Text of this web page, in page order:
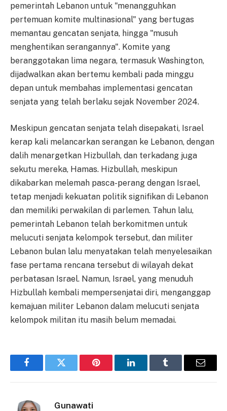
pemerintah Lebanon untuk "menangguhkan
pertemuan komite multinasional" yang bertugas
memantau gencatan senjata, hingga "musuh
menghentikan serangannya". Komite yang
beranggotakan lima negara, termasuk Washington,
dijadwalkan akan bertemu kembali pada minggu
depan untuk membahas implementasi gencatan
senjata yang telah berlaku sejak November 2024.
Meskipun gencatan senjata telah disepakati, Israel
kerap kali melancarkan serangan ke Lebanon, dengan
dalih menargetkan Hizbullah, dan terkadang juga
sekutu mereka, Hamas. Hizbullah, meskipun
dikabarkan melemah pasca-perang dengan Israel,
tetap menjadi kekuatan politik signifikan di Lebanon
dan memiliki perwakilan di parlemen. Tahun lalu,
pemerintah Lebanon telah berkomitmen untuk
melucuti senjata kelompok tersebut, dan militer
Lebanon bulan lalu menyatakan telah menyelesaikan
fase pertama rencana tersebut di wilayah dekat
perbatasan Israel. Namun, Israel, yang menuduh
Hizbullah kembali mempersenjatai diri, menganggap
kemajuan militer Lebanon dalam melucuti senjata
kelompok militan itu masih belum memadai.
FacebookTwitter Pinterest LinkedInTumblr Email
Gunawati